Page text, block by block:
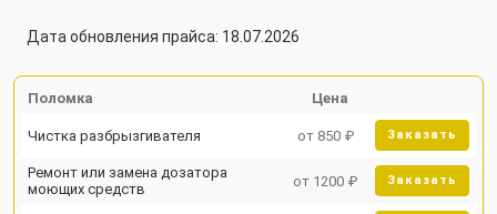
Дата обновления прайса: 18.07.2026
Поломка Цена
Чистка разбрызгивателя от 850 ₽ Заказать
Ремонт или замена дозатора
моющих средств
от 1200 ₽ Заказать